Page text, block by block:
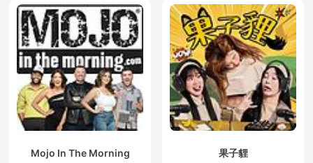
Mojo In The Morning 果子貍